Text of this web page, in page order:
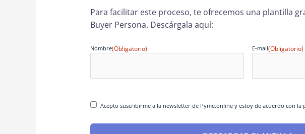
Para facilitar este proceso, te ofrecemos una plantilla
Buyer Persona. Descárgala aquí:
Nombre(Obligatorio) E-mail(Obligatorio)
Consentimiento (Obligatorio)
Acepto suscribirme a la newsletter de Pyme.online y estoy de acuerdo con la